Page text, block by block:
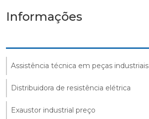
Informações
Assistência técnica em peças industriais
Distribuidora de resistência elétrica
Exaustor industrial preço